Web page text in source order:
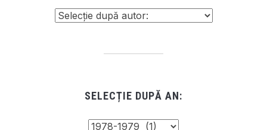
SELECȚIE DUPĂ AN: